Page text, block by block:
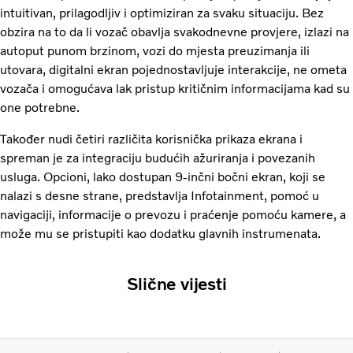
intuitivan, prilagodljiv i optimiziran za svaku situaciju. Bez
obzira na to da li vozač obavlja svakodnevne provjere, izlazi na
autoput punom brzinom, vozi do mjesta preuzimanja ili
utovara, digitalni ekran pojednostavljuje interakcije, ne ometa
vozača i omogućava lak pristup kritičnim informacijama kad su
one potrebne.
Također nudi četiri različita korisnička prikaza ekrana i
spreman je za integraciju budućih ažuriranja i povezanih
usluga. Opcioni, lako dostupan 9-inčni bočni ekran, koji se
nalazi s desne strane, predstavlja Infotainment, pomoć u
navigaciji, informacije o prevozu i praćenje pomoću kamere, a
može mu se pristupiti kao dodatku glavnih instrumenata.
Slične vijesti